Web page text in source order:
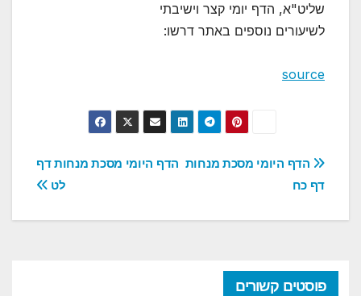
שליט"א, הדף יומי קצר וישיבתי
לשיעורים נוספים באתר דרשו:
source
ניווט
הדף היומי מסכת מנחות דף
לט
הדף היומי מסכת מנחות
דף כח
פוסטים קשורים